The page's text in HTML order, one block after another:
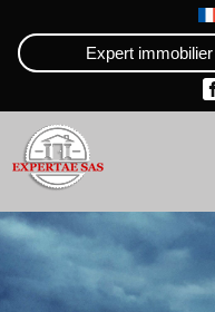
Expert